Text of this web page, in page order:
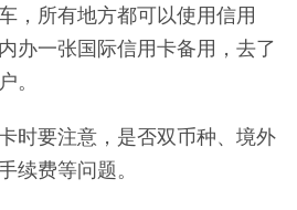
，所有地方都可以使用信用
办一张国际信用卡备用，去了
。
时要注意，是否双币种、境外
续费等问题。